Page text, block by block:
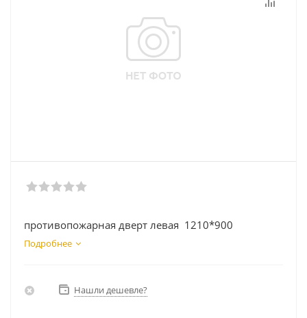
противопожарная дверт левая 1210*900
Подробнее
Нашли дешевле?